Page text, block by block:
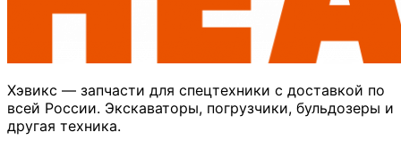
Хэвикс — запчасти для спецтехники с доставкой по
всей России. Экскаваторы, погрузчики, бульдозеры и
другая техника.